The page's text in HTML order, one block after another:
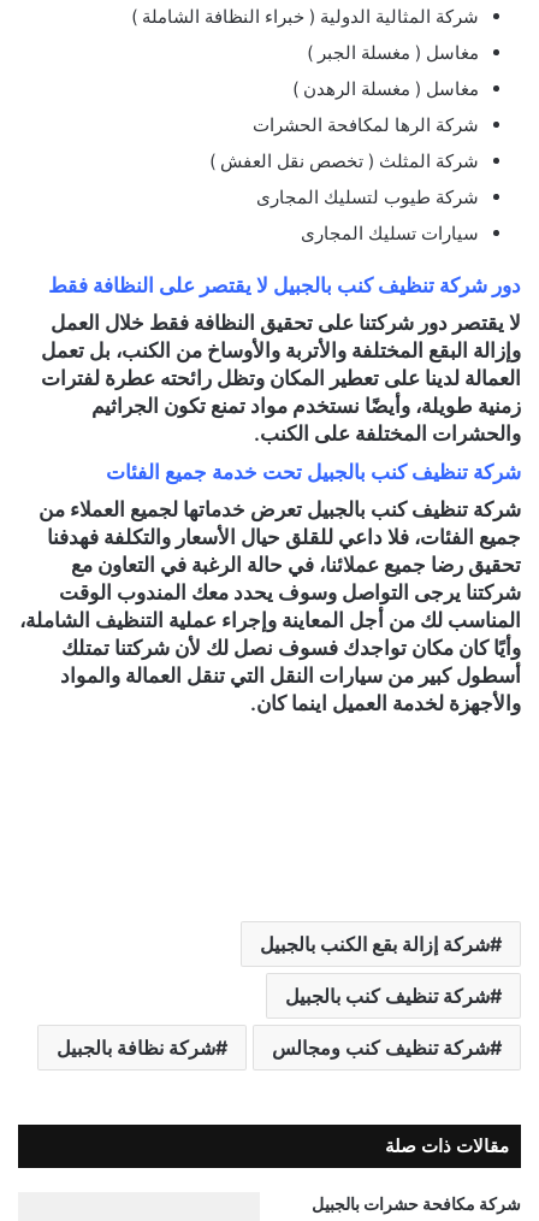
شركة المثالية الدولية ( خبراء النظافة الشاملة )
مغاسل ( مغسلة الجبر )
مغاسل ( مغسلة الرهدن )
شركة الرها لمكافحة الحشرات
شركة المثلث ( تخصص نقل العفش )
شركة طيوب لتسليك المجارى
سيارات تسليك المجارى
دور شركة تنظيف كنب بالجبيل لا يقتصر على النظافة فقط
لا يقتصر دور شركتنا على تحقيق النظافة فقط خلال العمل
وإزالة البقع المختلفة والأتربة والأوساخ من الكنب، بل تعمل
العمالة لدينا على تعطير المكان وتظل رائحته عطرة لفترات
زمنية طويلة، وأيضًا نستخدم مواد تمنع تكون الجراثيم
والحشرات المختلفة على الكنب.
شركة تنظيف كنب بالجبيل تحت خدمة جميع الفئات
شركة تنظيف كنب بالجبيل تعرض خدماتها لجميع العملاء من
جميع الفئات، فلا داعي للقلق حيال الأسعار والتكلفة فهدفنا
تحقيق رضا جميع عملائنا، في حالة الرغبة في التعاون مع
شركتنا يرجى التواصل وسوف يحدد معك المندوب الوقت
المناسب لك من أجل المعاينة وإجراء عملية التنظيف الشاملة،
وأيًا كان مكان تواجدك فسوف نصل لك لأن شركتنا تمتلك
أسطول كبير من سيارات النقل التي تنقل العمالة والمواد
والأجهزة لخدمة العميل اينما كان.
شركة إزالة بقع الكنب بالجبيل
شركة تنظيف كنب بالجبيل
شركة تنظيف كنب ومجالس شركة نظافة بالجبيل
مقالات ذات صلة
شركة مكافحة حشرات بالجبيل